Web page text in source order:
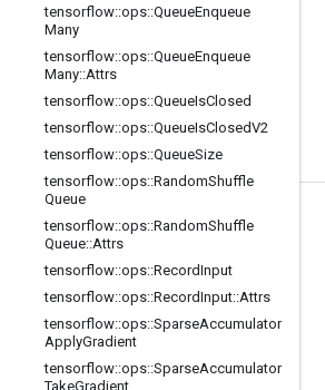
tensorflow::ops::QueueEnqueue
Many
tensorflow::ops::QueueEnqueue
Many::Attrs
tensorflow::ops::QueueIsClosed
tensorflow::ops::QueueIsClosedV2
tensorflow::ops::QueueSize
tensorflow::ops::RandomShuffle
Queue
tensorflow::ops::RandomShuffle
Queue::Attrs
tensorflow::ops::RecordInput
tensorflow::ops::RecordInput::Attrs
tensorflow::ops::SparseAccumulator
ApplyGradient
tensorflow::ops::SparseAccumulator
TakeGradient
Pozostawaj w kontakcie
Blog
Forum
GitHub
Twitter